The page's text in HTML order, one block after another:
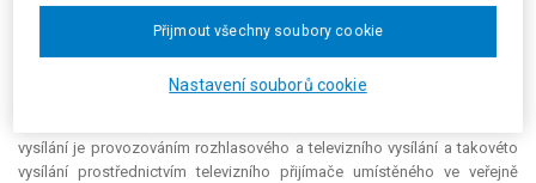
soukromému užívání ubytovanými osobami a přístroji umístěnými v
restauračních zařízeních.
Městský soud v Praze svým rozsudkem ze dne 31. 1. 2006 žalobu
vysílání je provozováním rozhlasového a televizního vysílání a takovéto
vysílání prostřednictvím televizního přijímače umístěného ve veřejně
Nastavení souborů cookie
Přijmout všechny soubory cookie